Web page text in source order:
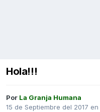
Hola!!!
Por La Granja Humana
15 de Septiembre del 2017 en